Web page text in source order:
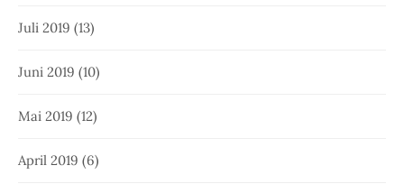
Juli 2019 (13)
Juni 2019 (10)
Mai 2019 (12)
April 2019 (6)